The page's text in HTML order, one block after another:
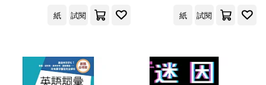
克絲汀．莫柏格(1)
中央編譯出版社(1)
紙 試閱
紙
試閱